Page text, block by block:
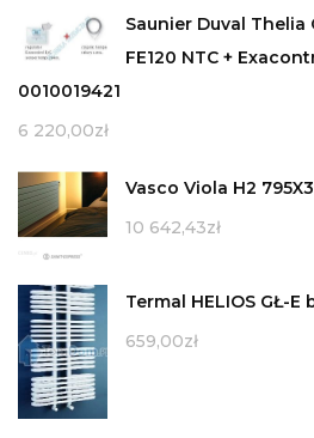
Saunier Duval Thelia
FE120 NTC +
0010019421
6 220,00zł
Vasco Viola H2
10 642,43zł
Termal HELIOS GŁ-E
659,00zł